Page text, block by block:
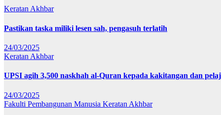
Keratan Akhbar
Pastikan taska miliki lesen sah, pengasuh terlatih
24/03/2025
Keratan Akhbar
UPSI agih 3,500 naskhah al-Quran kepada kakitangan dan
24/03/2025
Fakulti Pembangunan Manusia Keratan Akhbar